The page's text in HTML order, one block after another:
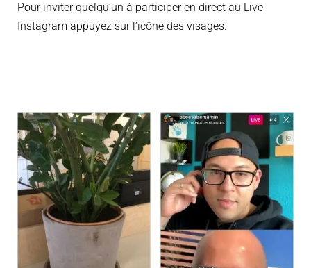
Pour inviter quelqu’un à participer en direct au Live
Instagram appuyez sur l’icône des visages.